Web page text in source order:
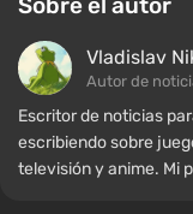
Sobre el autor
Vladislav
Autor de
Escritor de noticias
escribiendo sobre
televisión y anime. Mi